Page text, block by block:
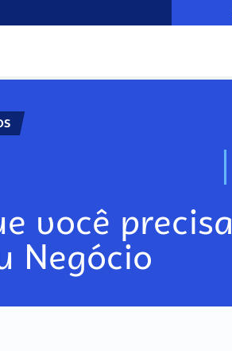
N
você precisa
Negócio